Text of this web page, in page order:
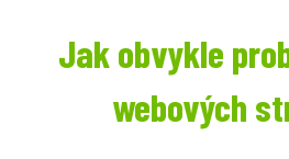
Jak obvykle
webových